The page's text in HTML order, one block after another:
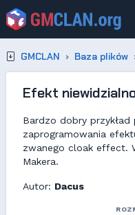
GMCLAN Baza plików
Efekt
Bardzo dobry
zaprogramowania
zwanego cloak effect.
Makera.
Autor: Dacus